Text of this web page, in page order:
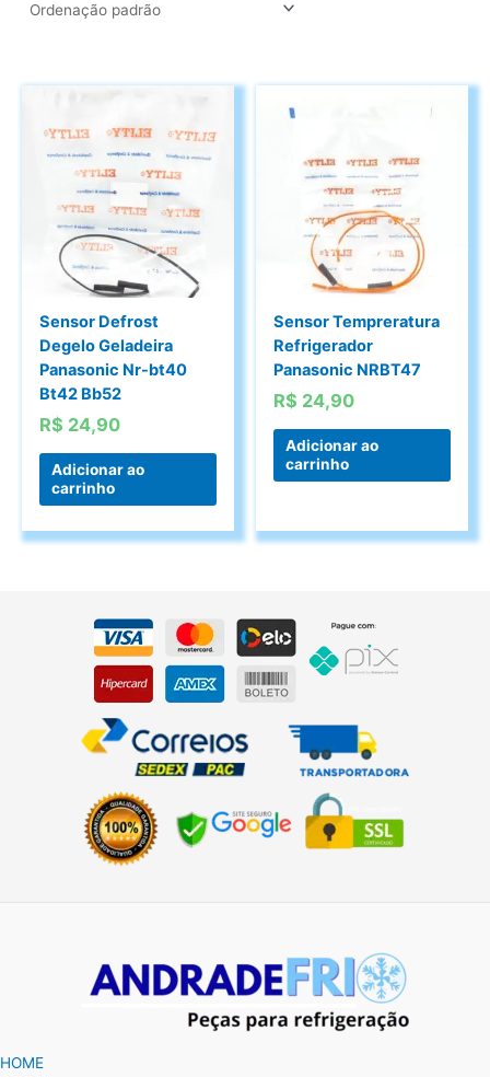
Sensor Defrost
Degelo Geladeira
Panasonic Nr-bt40
Bt42 Bb52
R$ 24,90
Adicionar ao
carrinho
Sensor Tempreratura
Refrigerador
Panasonic NRBT47
R$ 24,90
Adicionar ao
carrinho
HOME